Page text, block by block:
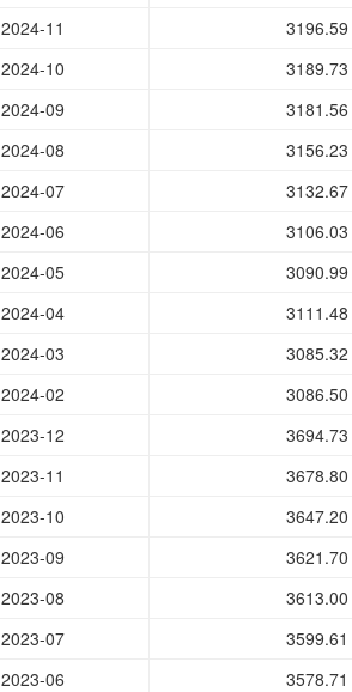
2024-11
3196.59
2024-10
3189.73
2024-09
3181.56
2024-08
3156.23
2024-07
3132.67
2024-06
3106.03
2024-05
3090.99
2024-04
3111.48
2024-03
3085.32
2024-02
3086.50
2023-12
3694.73
2023-11
3678.80
2023-10
3647.20
2023-09
3621.70
2023-08
3613.00
2023-07
3599.61
2023-06
3578.71